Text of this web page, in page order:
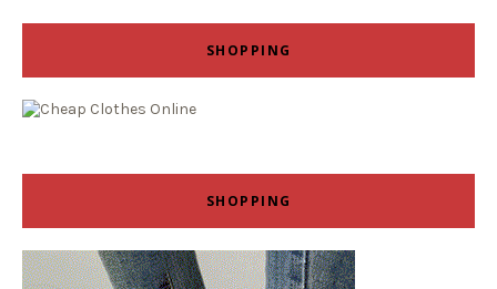
SHOPPING
SHOPPING